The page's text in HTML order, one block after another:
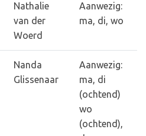
Nathalie
van der
Woerd
Aanwezig:
ma, di, wo
Nanda
Glissenaar
Aanwezig:
ma, di
(ochtend)
wo
(ochtend),